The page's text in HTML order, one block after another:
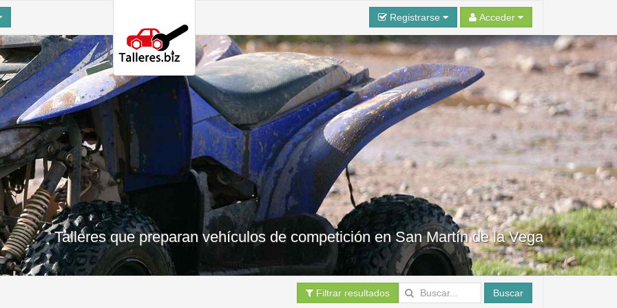
Registrarse Acceder
Talleres que preparan vehículos de competición en San Martín de la Vega
Filtrar resultados Buscar